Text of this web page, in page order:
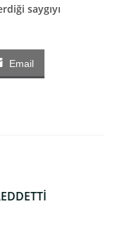
saygıyı
Email